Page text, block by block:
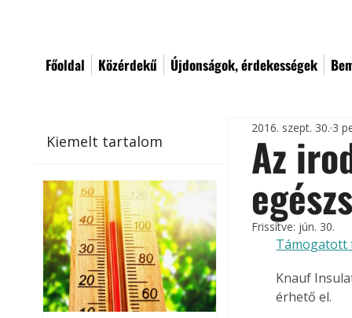
Főoldal Közérdekű Újdonságok, érdekességek
Kiemelt tartalom Az
2016. szept. 30. 3
Frissítve: jún. 30.
Támogatott
Knauf
érhető el.